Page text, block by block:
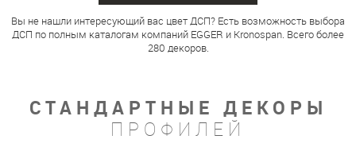
Вы не нашли интересующий вас цвет ДСП? Есть возможность выбора
ДСП по полным каталогам компаний EGGER и Kronospan. Всего более
280 декоров.
СТАНДАРТНЫЕ ДЕКОРЫ
ПРОФИЛЕЙ